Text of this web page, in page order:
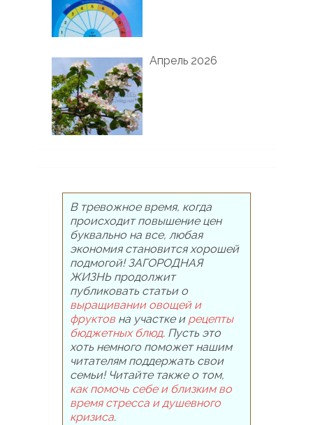
Апрель 2026
В тревожное время, когда
происходит повышение цен
буквально на все, любая
экономия становится хорошей
подмогой! ЗАГОРОДНАЯ
ЖИЗНЬ продолжит
публиковать статьи о
выращивании овощей и
фруктовна участке и рецепты
бюджетных блюд. Пусть это
хоть немного поможет нашим
читателям поддержать свои
семьи! Читайте также о том,
как помочь себе и близким во
время стресса и душевного
кризиса.